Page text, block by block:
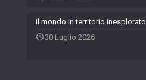
Il mondo in territorio inesplorato
30 Luglio 2026